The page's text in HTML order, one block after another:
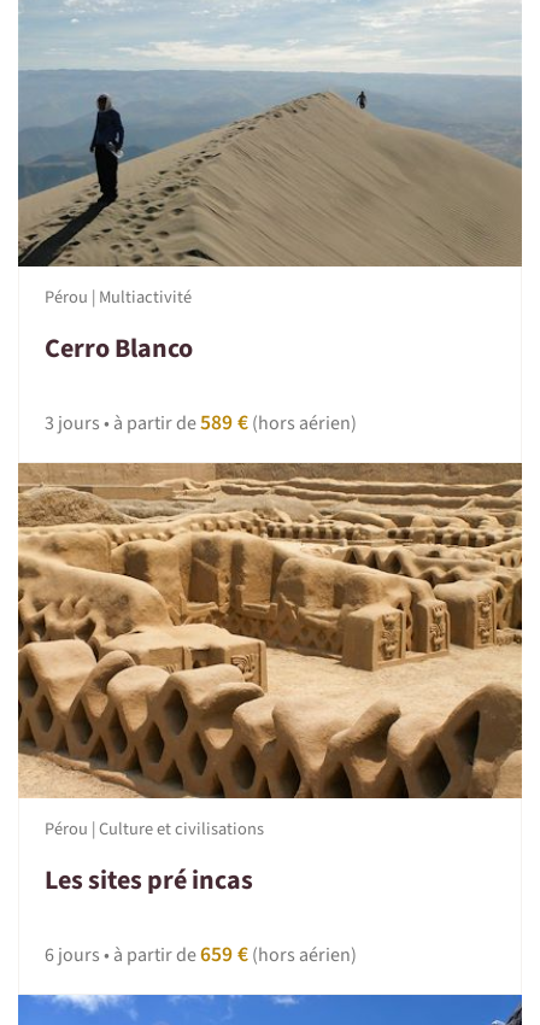
Pérou | Multiactivité
Cerro Blanco
3 jours • à partir de589 €(hors aérien)
Pérou | Culture et civilisations
Les sites pré incas
6 jours • à partir de659 €(hors aérien)